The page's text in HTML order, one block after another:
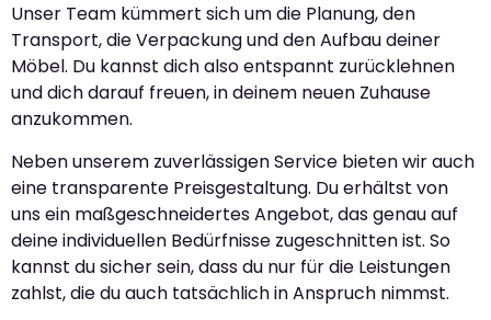
Unser Team kümmert sich um die Planung, den
Transport, die Verpackung und den Aufbau deiner
Möbel. Du kannst dich also entspannt zurücklehnen
und dich darauf freuen, in deinem neuen Zuhause
anzukommen.
Neben unserem zuverlässigen Service bieten wir auch
eine transparente Preisgestaltung. Du erhältst von
uns ein maßgeschneidertes Angebot, das genau auf
deine individuellen Bedürfnisse zugeschnitten ist. So
kannst du sicher sein, dass du nur für die Leistungen
zahlst, die du auch tatsächlich in Anspruch nimmst.